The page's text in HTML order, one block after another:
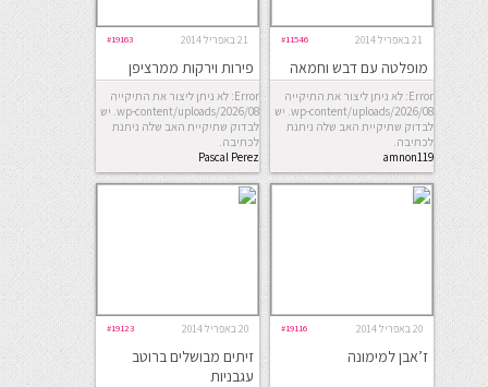
21 באפריל 2014 #11546
מופלטה עם דבש וחמאה
Error: לא ניתן ליצור את התיקייה
wp-content/uploads/2026/08. יש
לבדוק שתיקיית האב שלה ניתנת
לכתיבה.
amnon119
21 באפריל 2014 #19163
פירות וירקות ממרציפן
Error: לא ניתן ליצור את התיקייה
wp-content/uploads/2026/08. יש
לבדוק שתיקיית האב שלה ניתנת
לכתיבה.
Pascal Perez
Rubin
20 באפריל 2014 #19116
ז’אבן למימונה
20 באפריל 2014 #19123
זיתים מבושלים ברוטב
עגבניות